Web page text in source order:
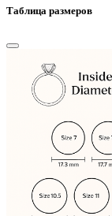
Таблица размеров